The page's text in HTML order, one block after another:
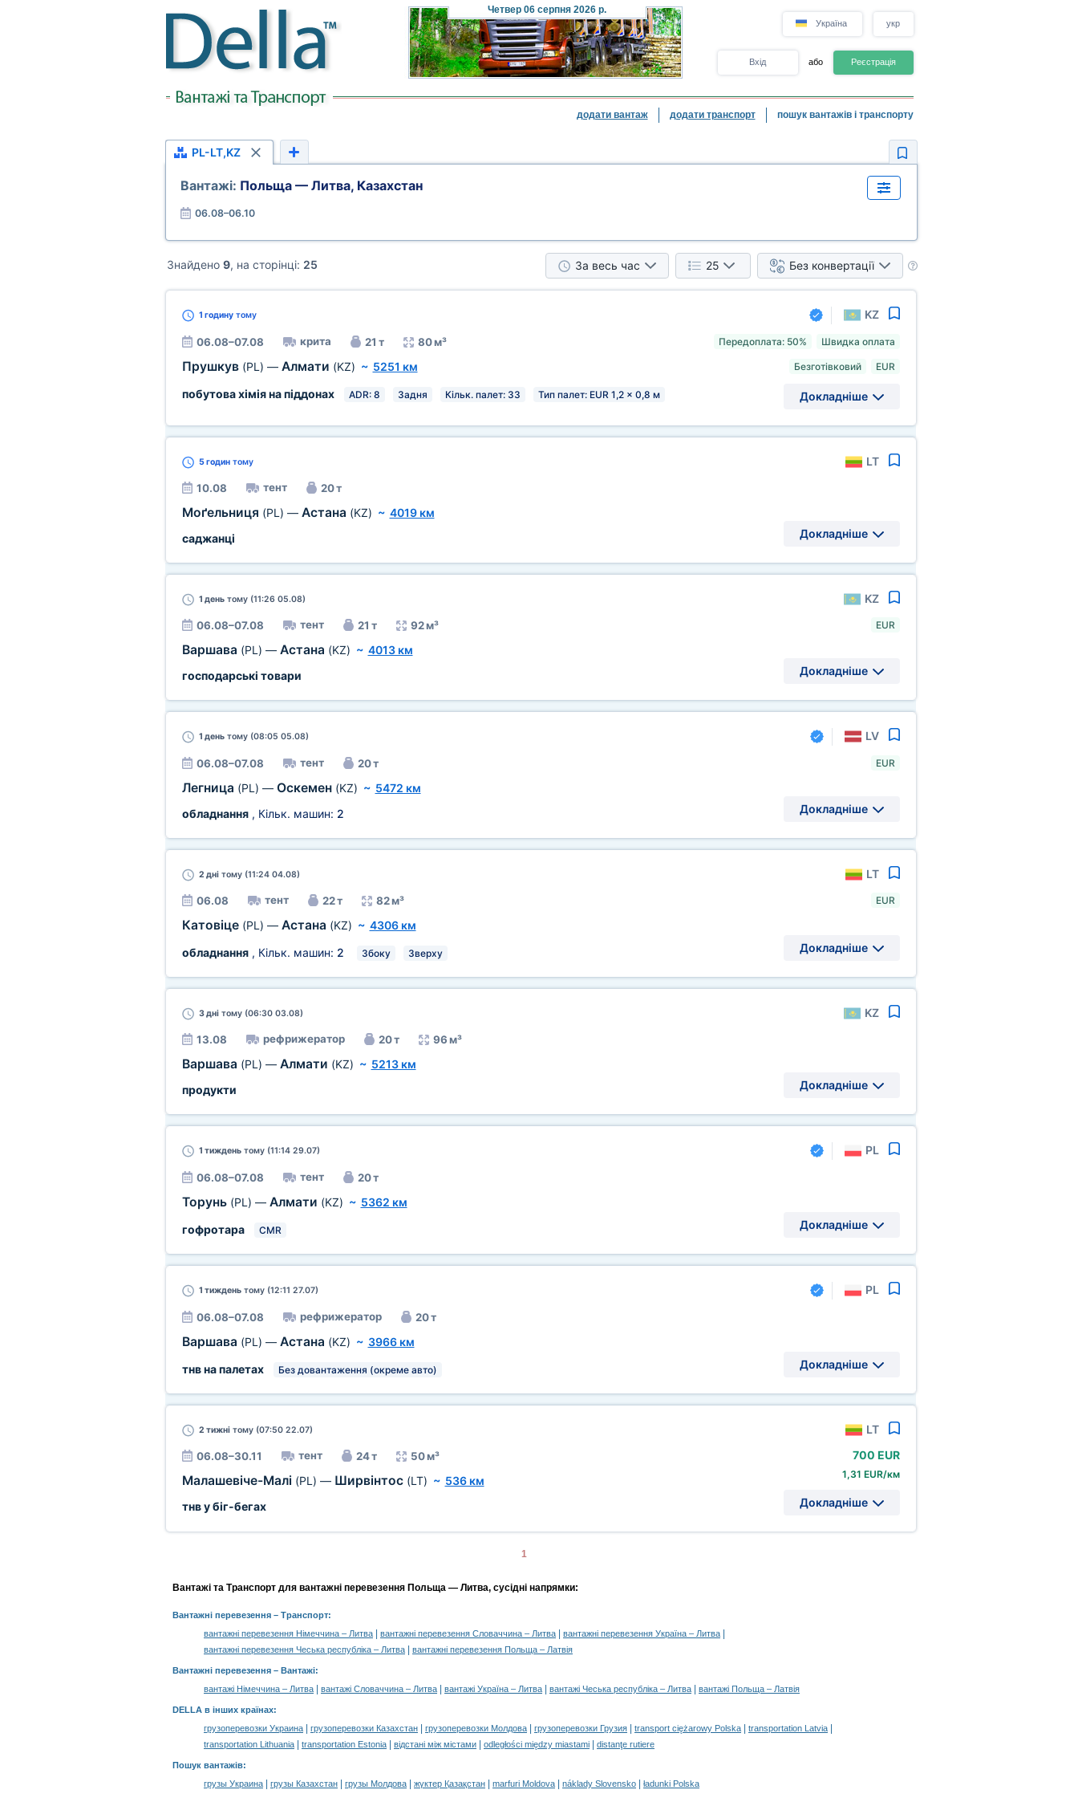
Четвер 06 серпня 2026 р.
Україна укр
Вхід або Реєстрація
додати вантаж додати транспорт пошук вантажів і транспорту
PL-LT,KZ
Вантажі: Польща — Литва, Казахстан
06.08–06.10
Знайдено 9, на сторінці: 25 За весь час 25 Без конвертації
1 годинутому KZ
06.08–07.08 крита 21 т 80 м³
Прушкув (PL) — Алмати (KZ) ~ 5251 км
побутова хімія на піддонах
ADR: 8 Задня Кільк. палет: 33 Тип палет: EUR 1,2 x 0,8 м
Передоплата: 50% Швидка оплата
Безготівковий EUR
Докладніше
5 годинтому LT
10.08 тент 20 т
Моґельниця (PL) — Астана (KZ) ~ 4019 км
саджанці
Докладніше
1 деньтому (11:26 05.08) KZ
06.08–07.08 тент 21 т 92 м³
Варшава (PL) — Астана (KZ) ~ 4013 км
господарські товари
EUR
Докладніше
1 деньтому (08:05 05.08) LV
06.08–07.08 тент 20 т
Легница (PL) — Оскемен (KZ) ~ 5472 км
обладнання, Кільк. машин: 2
EUR
Докладніше
2 днітому (11:24 04.08) LT
06.08 тент 22 т 82 м³
Катовіце (PL) — Астана (KZ) ~ 4306 км
обладнання, Кільк. машин: 2 Збоку Зверху
EUR
Докладніше
3 днітому (06:30 03.08) KZ
13.08 рефрижератор 20 т 96 м³
Варшава (PL) — Алмати (KZ) ~ 5213 км
продукти
Докладніше
1 тижденьтому (11:14 29.07) PL
06.08–07.08 тент 20 т
Торунь (PL) — Алмати (KZ) ~ 5362 км
гофротара
CMR Докладніше
1 тижденьтому (12:11 27.07) PL
06.08–07.08 рефрижератор 20 т
Варшава (PL) — Астана (KZ) ~ 3966 км
тнв на палетах
Без довантаження (окреме авто) Докладніше
2 тижнітому (07:50 22.07) LT
06.08–30.11 тент 24 т 50 м³
Малашевіче-Малі (PL) — Ширвінтос (LT) ~ 536 км
тнв у біг-бегах
700 EUR
1,31 EUR/км
Докладніше
1
Вантажі та Транспорт для вантажні перевезення Польща — Литва, сусідні напрямки:
Вантажні перевезення – Транспорт:
вантажні перевезення Німеччина – Литва
вантажні перевезення Словаччина – Литва вантажні перевезення Україна – Литва
вантажні перевезення Чеська республіка – Литва вантажні перевезення Польща – Латвія
Вантажні перевезення – Вантажі:
вантажі Німеччина – Литва
вантажі Словаччина – Литва вантажі Україна – Литва вантажі Чеська республіка – Литва вантажі Польща – Латвія
DELLA в інших країнах:
грузоперевозки Украина
грузоперевозки Казахстан грузоперевозки Молдова грузоперевозки Грузия transport ciężarowy Polska transportation Latvia
transportation Lithuania transportation Estonia відстані між містами odległości między miastami distanţe rutiere
Пошук вантажів:
грузы Украина
грузы Казахстан грузы Молдова жүктер Қазақстан marfuri Moldova náklady Slovensko ładunki Polska